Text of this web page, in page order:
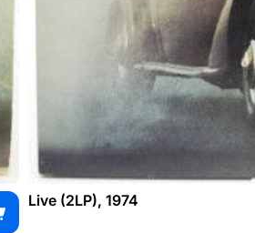
Live (2LP), 1974